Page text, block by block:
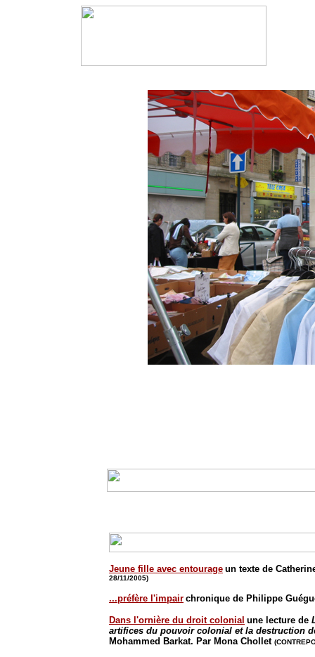
Jeune fille avec entourage un texte de
28/11/2005)
...préfère l'impair chronique de Philippe
Dans l'ornière du droit colonial une lecture de
artifices du pouvoir colonial et la destruction
Mohammed Barkat. Par Mona Chollet